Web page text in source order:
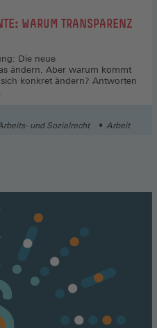
WARUM TRANSPARENZ
Die neue
ändern. Aber warum kommt
konkret ändern? Antworten
und Sozialrecht
Arbeit